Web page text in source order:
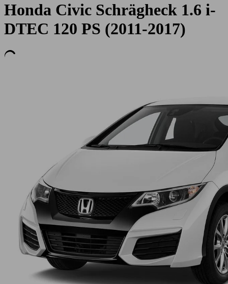
Honda Civic Schrägheck 1.6 i-
DTEC 120 PS (2011-2017)